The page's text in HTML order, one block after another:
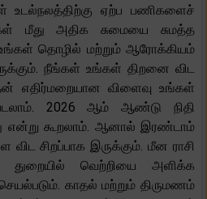
உடல்நலத்திற்கு ஏற்ப பணிகளைச்
மீது அதிக சுமையை சுமத்த
தொழில் மற்றும் ஆரோக்கியம்
நீங்கள் உங்கள் திறனை விட
எதிர்மறையான விளைவு உங்கள்
2026 ஆம் ஆண்டு நிதி
என்று கூறலாம். ஆனால் இரண்டாம்
சிறப்பாக இருக்கும். மீன ராசி
துறையில் வெற்றியை அளிக்க
காதல் மற்றும் திருமணம்